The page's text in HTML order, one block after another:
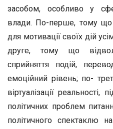
засобом, особливо у
влади. По-перше, тому що
для мотивації своїх дій
друге, тому що
сприйняття подій,
емоційний рівень; по-
віртуалізації
політичних проблем
політичного спектаклю